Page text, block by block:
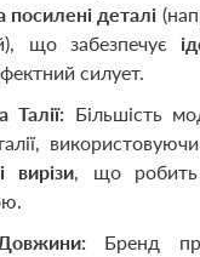
посилені деталі
що забезпечує
силует.
Талії: Більшість
використовуючи
вирізи , що робить
Бренд